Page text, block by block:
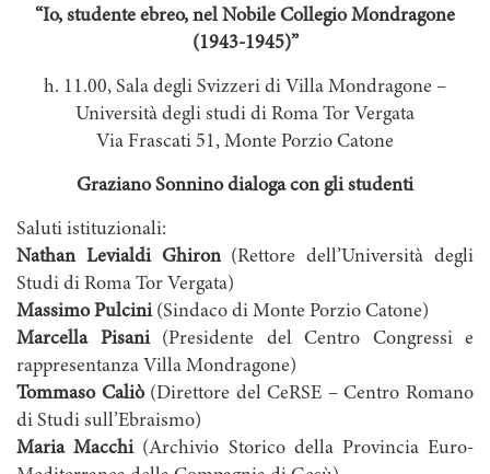
“Io, studente ebreo, nel Nobile Collegio Mondragone
(1943-1945)”
h. 11.00, Sala degli Svizzeri di Villa Mondragone –
Università degli studi di Roma Tor Vergata
Via Frascati 51, Monte Porzio Catone
Graziano Sonnino dialoga con gli studenti
Saluti istituzionali:
Nathan Levialdi Ghiron(Rettore dell’Università degli
Studi di Roma Tor Vergata)
Massimo Pulcini(Sindaco di Monte Porzio Catone)
Marcella Pisani (Presidente del Centro Congressi e
rappresentanza Villa Mondragone)
Tommaso Caliò(Direttore del CeRSE – Centro Romano
di Studi sull’Ebraismo)
Maria Macchi(Archivio Storico della Provincia Euro-